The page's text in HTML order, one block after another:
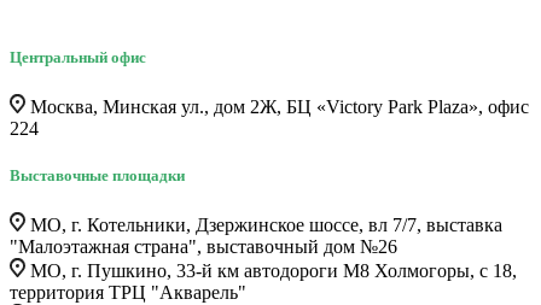
Центральный офис
Москва, Минская ул., дом 2Ж, БЦ «Victory Park Plaza», офис
224
Выставочные площадки
МО, г. Котельники, Дзержинское шоссе, вл 7/7, выставка
"Малоэтажная страна", выставочный дом №26
МО, г. Пушкино, 33-й км автодороги М8 Холмогоры, с 18,
территория ТРЦ "Акварель"